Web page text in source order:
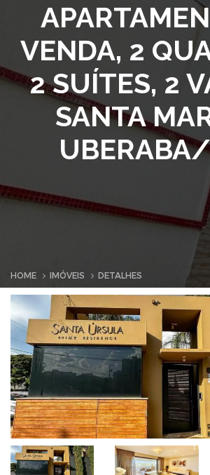
VENDA, 2
2 SUÍTES, 2
SANTA
HOME IMÓVEIS DETALHES